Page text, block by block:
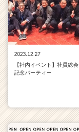
2023.12.27
【社内イベント】社員総
記念パーティー